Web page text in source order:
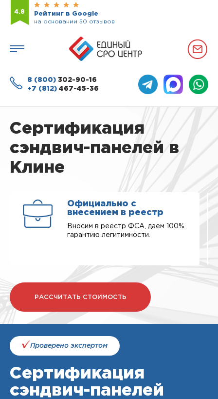
4.8
Рейтинг в Google
на основании 50 отзывов
8 (800) 302-90-16
+7 (812) 467-45-36
Сертификация
сэндвич-панелей в
Клине
Официально с
внесением в реестр
Вносим в реестр ФСА, даем 100%
гарантию легитимности.
РАССЧИТАТЬ СТОИМОСТЬ
Проверено экспертом
Сертификация
сэндвич-панелей